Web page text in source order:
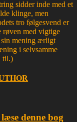
sidder inde med et
klinge, men
tro følgesvend er
med vigtige
sin mening ærligt
i selvsamme
til.)
denne bog